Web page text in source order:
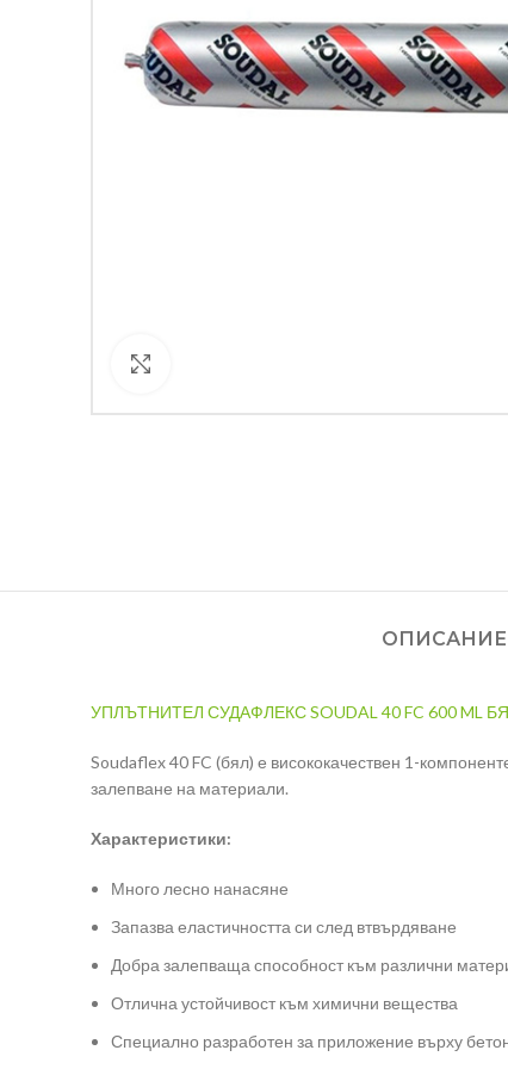
ОПИСАНИЕ
УПЛЪТНИТЕЛ СУДАФЛЕКС SOUDAL 40 FC 600 ML
Soudaflex 40 FC (бял) е висококачествен 1-
залепване на материали.
Характеристики:
Много лесно нанасяне
Запазва еластичността си след втвърдяване
Добра залепваща способност към различни
Отлична устойчивост към химични вещества
Специално разработен за приложение върху